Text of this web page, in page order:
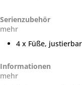
Serienzubehör
mehr
4 x Füße, justierbar
Informationen
mehr